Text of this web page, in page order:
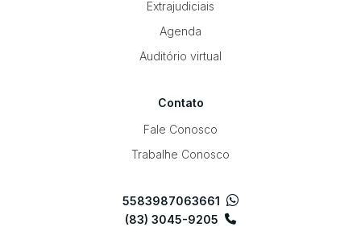
Extrajudiciais
Agenda
Auditório virtual
Contato
Fale Conosco
Trabalhe Conosco
5583987063661
(83) 3045-9205